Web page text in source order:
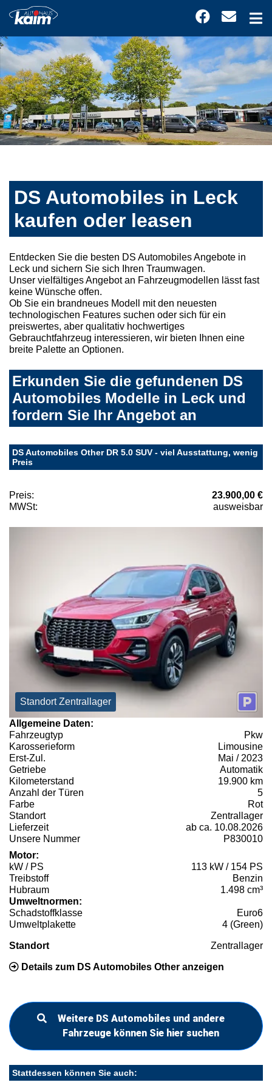
DS Automobiles in Leck
kaufen oder leasen
Entdecken Sie die besten DS Automobiles Angebote in
Leck und sichern Sie sich Ihren Traumwagen.
Unser vielfältiges Angebot an Fahrzeugmodellen lässt fast
keine Wünsche offen.
Ob Sie ein brandneues Modell mit den neuesten
technologischen Features suchen oder sich für ein
preiswertes, aber qualitativ hochwertiges
Gebrauchtfahrzeug interessieren, wir bieten Ihnen eine
breite Palette an Optionen.
Erkunden Sie die gefundenen DS
Automobiles Modelle in Leck und
fordern Sie Ihr Angebot an
DS Automobiles Other DR 5.0 SUV - viel Ausstattung, wenig
Preis
Preis:
23.900,00 €
MWSt:
ausweisbar
Standort Zentrallager
Allgemeine Daten:
Fahrzeugtyp
Pkw
Karosserieform
Limousine
Erst-Zul.
Mai / 2023
Getriebe
Automatik
Kilometerstand
19.900 km
Anzahl der Türen
5
Farbe
Rot
Standort
Zentrallager
Lieferzeit
ab ca. 10.08.2026
Unsere Nummer
P830010
Motor:
kW / PS
113 kW / 154 PS
Treibstoff
Benzin
Hubraum
1.498 cm³
Umweltnormen:
Schadstoffklasse
Euro6
Umweltplakette
4 (Green)
Standort Zentrallager
Details zum DS Automobiles Other anzeigen
Weitere DS Automobiles und andere
Fahrzeuge können Sie hier suchen
Stattdessen können Sie auch: